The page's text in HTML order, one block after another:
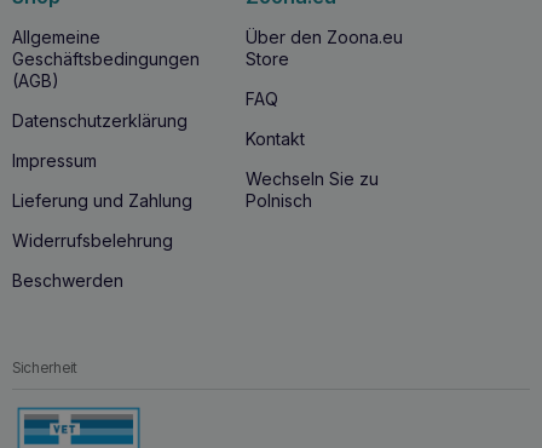
Allgemeine
Geschäftsbedingungen
(AGB)
Datenschutzerklärung
Impressum
Lieferung und Zahlung
Widerrufsbelehrung
Beschwerden
Über den Zoona.eu
Store
FAQ
Kontakt
Wechseln Sie zu
Polnisch
Sicherheit